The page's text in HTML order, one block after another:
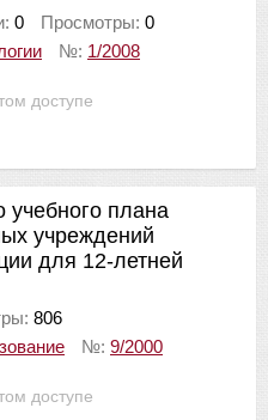
доступе
0 Просмотры: 0
№: 1/2008
доступе
учебного плана
учреждений
для 12-летней
806
№: 9/2000